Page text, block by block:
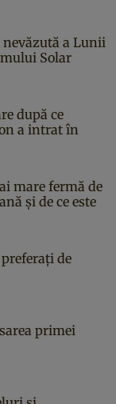
nevăzută a Lunii
Solar
după ce
a intrat în
mare fermă de
și de ce este
de
primei